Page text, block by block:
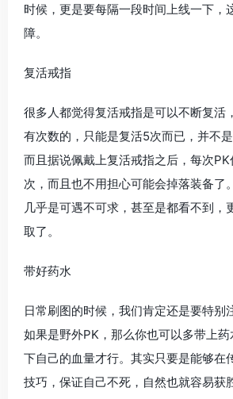
时候，更是要每隔一段时间上线一下，
障。
复活戒指
很多人都觉得复活戒指是可以不断复活
有次数的，只能是复活5次而已，并不是
而且据说佩戴上复活戒指之后，每次
次，而且也不用担心可能会掉落装备了
几乎是可遇不可求，甚至是都看不到，
取了。
带好药水
日常刷图的时候，我们肯定还是要特别
如果是野外PK，那么你也可以多带上
下自己的血量才行。其实只要是能够在
技巧，保证自己不死，自然也就容易获